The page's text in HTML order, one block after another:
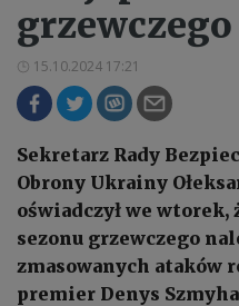
grzewczego
15.10.2024 17:21
Sekretarz Rady
Obrony Ukrainy
oświadczył we wtorek,
sezonu grzewczego
zmasowanych ataków
premier Denys